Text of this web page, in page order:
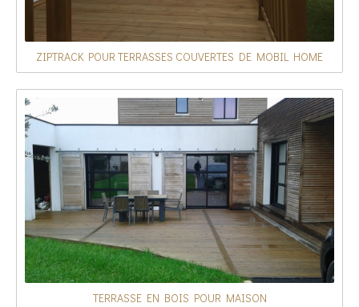
ZIPTRACK POUR TERRASSES COUVERTES DE MOBIL HOME
TERRASSE EN BOIS POUR MAISON